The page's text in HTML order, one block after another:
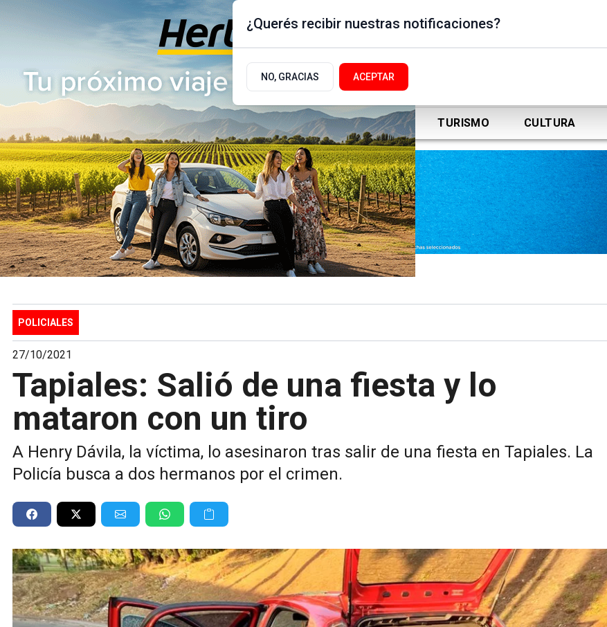
Jueves 6 de Agosto
de 2026
17.9ºc | Buenos Aires, AR
ACTUALIDAD POLÍTICA DEPORTES TURISMO CULTURA
POLICIALES
27/10/2021
Tapiales: Salió de una fiesta y lo
mataron con un tiro
A Henry Dávila, la víctima, lo asesinaron tras salir de una fiesta en Tapiales. La
Policía busca a dos hermanos por el crimen.
¿Querés recibir nuestras notificaciones?
NO, GRACIAS ACEPTAR